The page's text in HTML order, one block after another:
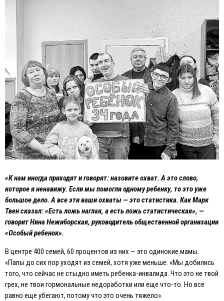
«К нам иногда приходят и говорят: назовите охват. А это слово,
которое я ненавижу. Eсли мы помогли одному ребенку, то это уже
большое дело. А все эти ваши охваты — это статистика. Как Марк
Твен сказал: «Eсть ложь наглая, а есть ложь статистическая», —
говорит Нина Нежиборская, руководитель общественной организации
«Особый ребенок».
В центре 400 семей, 60 процентов из них — это одинокие мамы.
«Папы до сих пор уходят из семей, хотя уже меньше. «Мы добились
того, что сейчас не стыдно иметь ребенка-инвалида. Что это не твой
грех, не твои гормональные недоработки или еще что-то. Но все
равно еще убегают, потому что это очень тяжело».